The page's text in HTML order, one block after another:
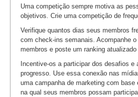
Uma competição sempre motiva as
objetivos. Crie uma competição de
Verifique quantos dias seus membros
com check-ins semanais. Acompanhe
membros e poste um ranking
Incentive-os a participar dos desafios e
progresso. Use essa conexão nas
uma campanha de marketing com base
na qual seus membros possam